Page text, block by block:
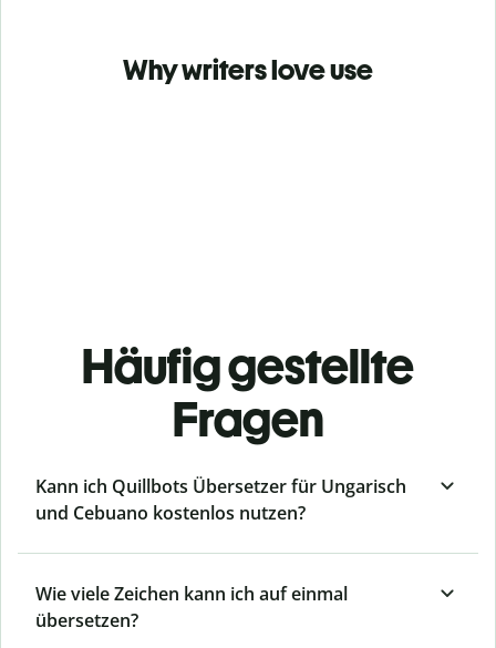
Why writers love use
Häufig gestellte
Fragen
Kann ich Quillbots Übersetzer für Ungarisch
und Cebuano kostenlos nutzen?
Wie viele Zeichen kann ich auf einmal
übersetzen?